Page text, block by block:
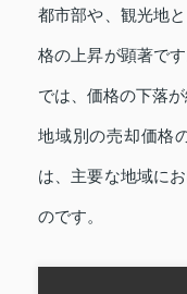
都市部や、観光地
格の上昇が顕著で
では、価格の下落
地域別の売却価格
は、主要な地域に
のです。